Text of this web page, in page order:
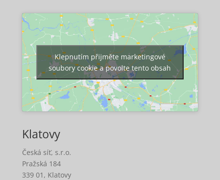
Klepnutím přijměte marketingové
soubory cookie a povolte tento obsah
Klatovy
Česká síť, s.r.o.
Pražská 184
339 01, Klatovy